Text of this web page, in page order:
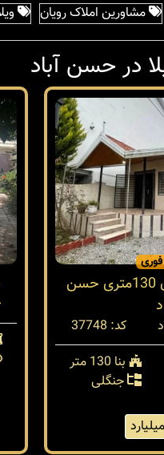
مشاورین املاک رویان
در حسن آباد
خرید ویلا در رویان 130متری حسن
کد: 37748
بنا 130 متر
جنگلی